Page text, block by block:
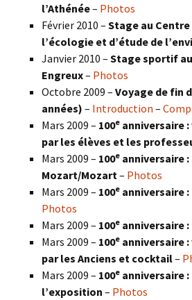
l’Athénée– Photos
Février 2010 – Stage au
l’écologie et d’étude de
Janvier 2010 – Stage sportif au
Engreux– Photos
Octobre 2009 – Voyage de fin
années) – Introduction –
Mars 2009 – 100e anniversaire
par les élèves et les
Mars 2009 – 100e anniversaire
Mozart/Mozart – Photos
Mars 2009 – 100e anniversaire
Photos
Mars 2009 – 100e anniversaire
Mars 2009 – 100e anniversaire
par les Anciens et cocktail–
Mars 2009 – 100e anniversaire
l’exposition – Photos